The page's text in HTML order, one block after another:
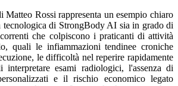
Rossi rappresenta un esempio chiaro
tecnologica di StrongBody AI sia in grado di
che colpiscono i praticanti di attività
quali le infiammazioni tendinee croniche
le difficoltà nel reperire rapidamente
esami radiologici, l'assenza di
e il rischio economico legato